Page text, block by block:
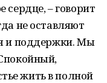
сердце, – говорит
не оставляют
и поддержки. Мы
жить в полной